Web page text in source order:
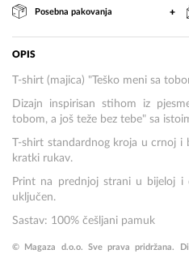
Posebna pakovanja +
OPIS
T-shirt (majica) "Teško meni sa
Dizajn inspirisan stihom iz
tobom, a još teže bez tebe" sa
T-shirt standardnog kroja u crnoj i
kratki rukav.
Print na prednjoj strani u bijeloj
uključen.
Sastav: 100% češljani pamuk
© Magaza d.o.o. Sve prava pridržana.